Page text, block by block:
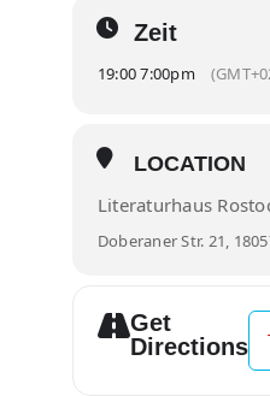
Zeit
19:00 7:00pm
LOCATION
Literaturhaus
Doberaner Str. 21,
Get
Directions